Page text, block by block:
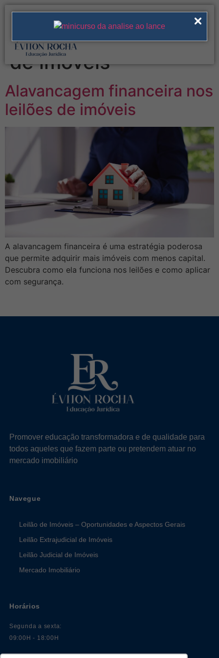
Tag:alavancagem
financeira nos leilões
de imóveis
Alavancagem financeira nos
leilões de imóveis
A alavancagem financeira é uma estratégia poderosa
que permite adquirir mais imóveis com menos capital.
Descubra como ela funciona nos leilões e como aplicar
com segurança.
Promover educação transformadora e de qualidade para
todos aqueles que fazem parte ou pretendem atuar no
mercado imobiliário
Navegue
Leilão de Imóveis – Oportunidades e Aspectos Gerais
Leilão Extrajudicial de Imóveis
Leilão Judicial de Imóveis
Mercado Imobiliário
Horários
Segunda a sexta:
09:00H - 18:00H